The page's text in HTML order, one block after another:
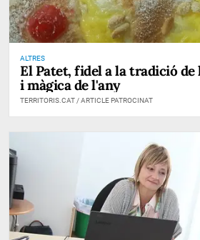
ALTRES
El Patet, fidel a la tradició de
i màgica de l'any
TERRITORIS.CAT / ARTICLE PATROCINAT